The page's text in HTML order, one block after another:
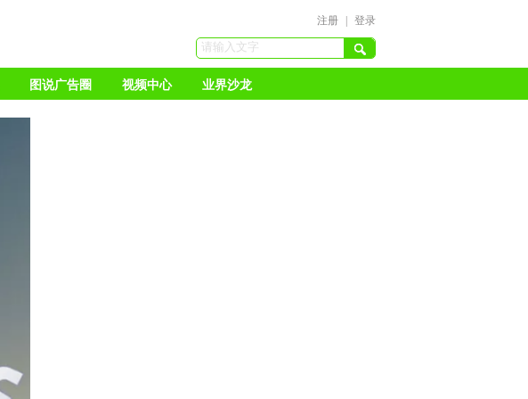
注册 登录
图说广告圈 视频中心 业界沙龙